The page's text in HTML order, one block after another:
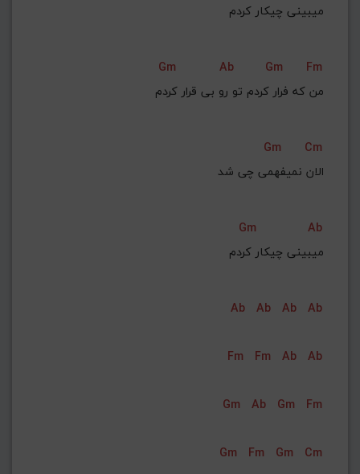
میبینی چیکار کردم
Gm Ab Gm
Fm
Gm
Cm
الان نمیفهمی چی شد
Gm
Ab
میبینی چیکار کردم
Ab Ab Ab Ab
Fm Fm Ab Ab
Gm Ab Gm Fm
Gm Fm Gm Cm